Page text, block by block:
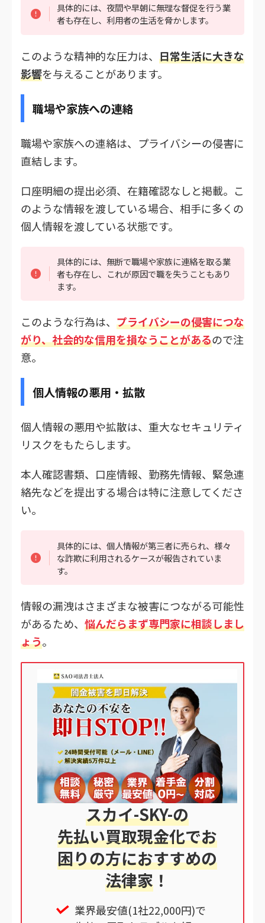
具体的には、夜間や早朝に無理な督促を行う業
者も存在し、利用者の生活を脅かします。
このような精神的な圧力は、 日常生活に大きな
影響を与えることがあります。
職場や家族への連絡
職場や家族への連絡は、プライバシーの侵害に
直結します。
口座明細の提出必須、在籍確認なしと掲載。こ
のような情報を渡している場合、相手に多くの
個人情報を渡している状態です。
具体的には、無断で職場や家族に連絡を取る業
者も存在し、これが原因で職を失うこともあり
ます。
このような行為は、 プライバシーの侵害につな
がり、社会的な信用を損なうことがあるので注
意。
個人情報の悪用・拡散
個人情報の悪用や拡散は、重大なセキュリティ
リスクをもたらします。
本人確認書類、口座情報、勤務先情報、緊急連
絡先などを提出する場合は特に注意してくださ
い。
具体的には、個人情報が第三者に売られ、様々
な詐欺に利用されるケースが報告されていま
す。
情報の漏洩はさまざまな被害につながる可能性
があるため、 悩んだらまず専門家に相談しまし
ょう。
スカイ-SKY-の
先払い買取現金化でお
困りの方におすすめの
法律家 ！
業界最安値(1社22,000円)で